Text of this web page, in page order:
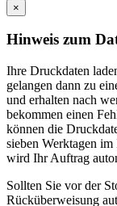
×
Hinweis zum
Ihre Druckdaten
gelangen dann zu
und erhalten nach
bekommen einen
können die
sieben Werktagen
wird Ihr Auftrag
Sollten Sie vor der
Rücküberweisung